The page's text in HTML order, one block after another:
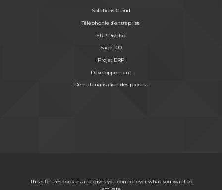
Solutions Cloud
Téléphonie d’entreprise
ERP Divalto
Sage 100
Projet ERP
Développement
Dématérialisation des process
This site uses cookies and gives you control over what you want to